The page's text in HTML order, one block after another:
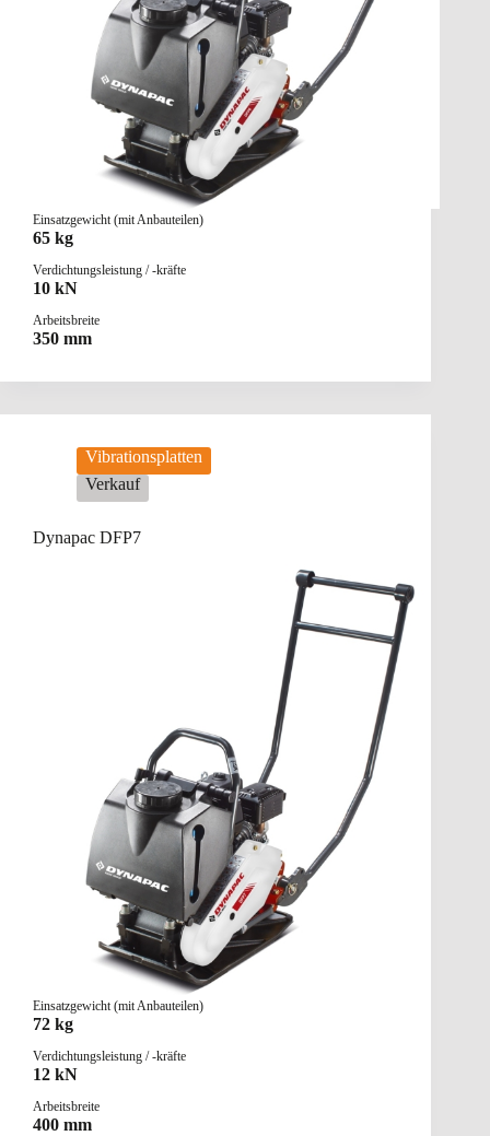
Einsatzgewicht (mit Anbauteilen)
65 kg
Verdichtungsleistung / -kräfte
10 kN
Arbeitsbreite
350 mm
Vibrationsplatten
Verkauf
Dynapac DFP7
Einsatzgewicht (mit Anbauteilen)
72 kg
Verdichtungsleistung / -kräfte
12 kN
Arbeitsbreite
400 mm